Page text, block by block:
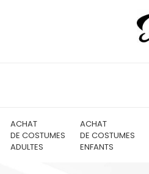
ACHAT
DE COSTUMES
ADULTES
ACHAT
DE COSTUMES
ENFANTS